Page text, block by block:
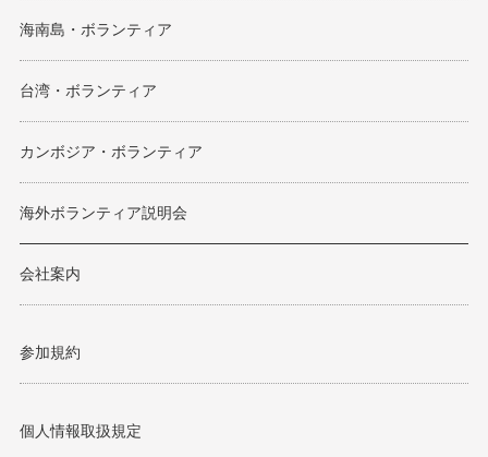
海南島・ボランティア
台湾・ボランティア
カンボジア・ボランティア
海外ボランティア説明会
会社案内
参加規約
個人情報取扱規定